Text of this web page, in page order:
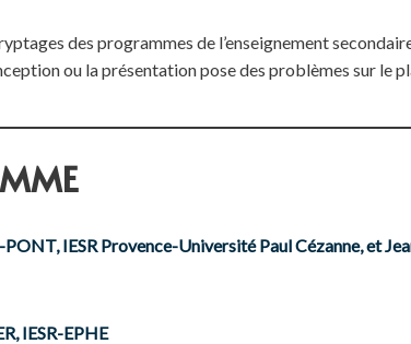
des programmes de l’enseignement
ou la présentation pose des problèmes sur le
IESR Provence-Université Paul Cézanne, et
IESR-EPHE